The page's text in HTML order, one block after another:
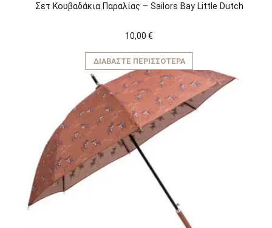
Σετ Κουβαδάκια Παραλίας – Sailors Bay Little Dutch
10,00 €
ΔΙΑΒΆΣΤΕ ΠΕΡΙΣΣΌΤΕΡΑ